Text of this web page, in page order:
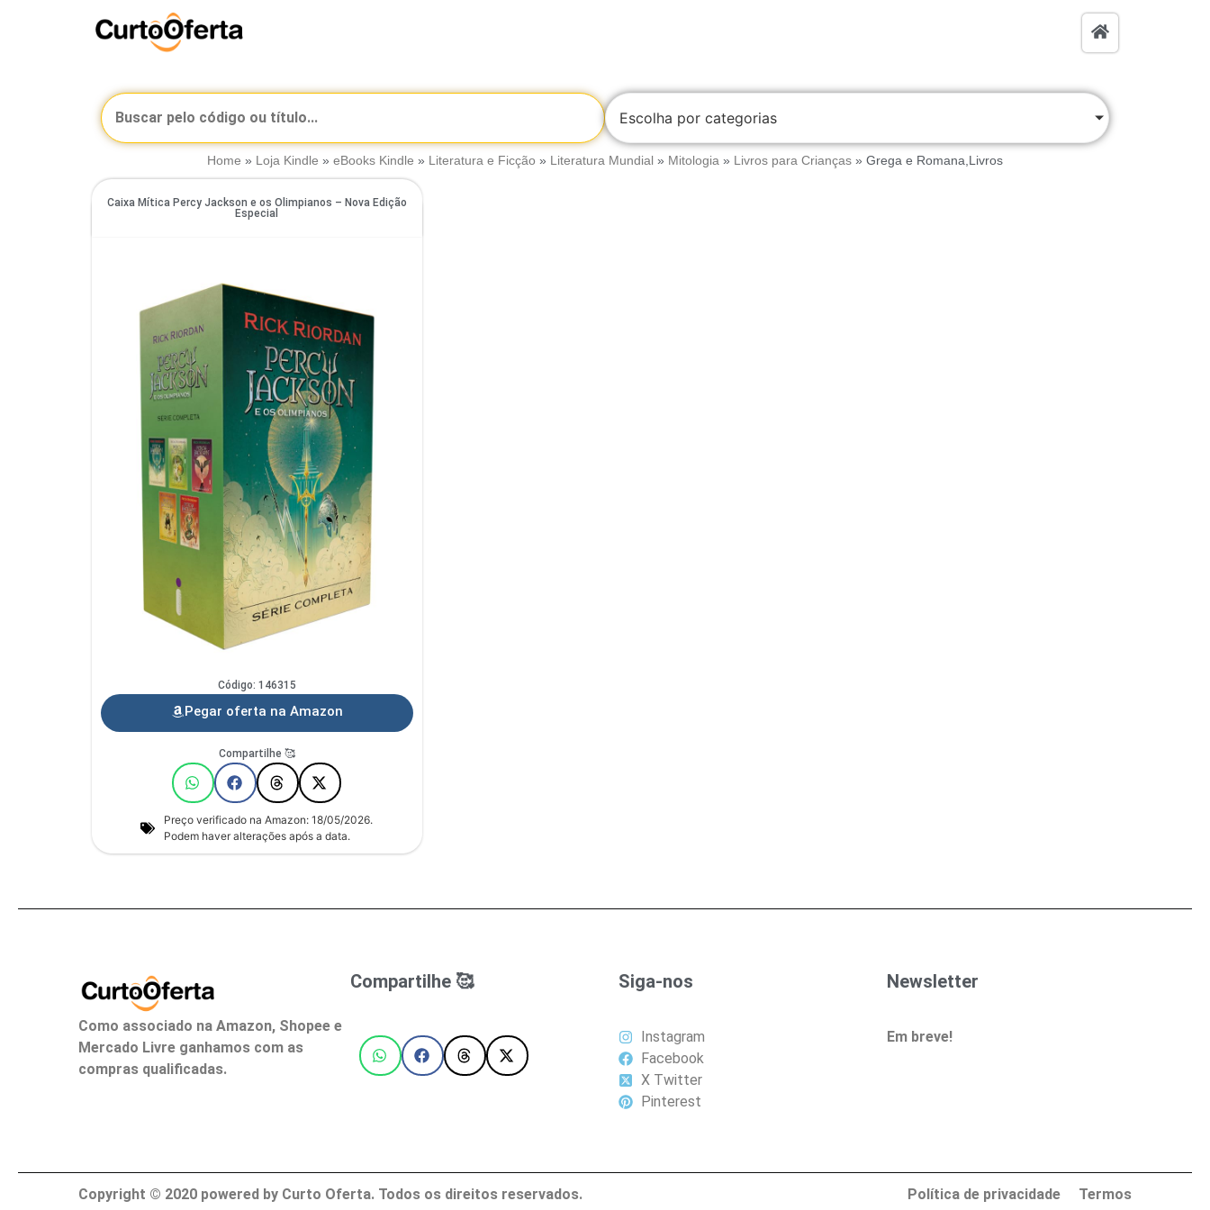
Escolha por categorias
Home » Loja Kindle » eBooks Kindle » Literatura e Ficção » Literatura Mundial » Mitologia » Livros para Crianças » Grega e Romana,Livros
Caixa Mítica Percy Jackson e os Olimpianos – Nova Edição
Especial
Código: 146315
Pegar oferta na Amazon
Compartilhe 🥰
Preço verificado na Amazon: 18/05/2026.
Podem haver alterações após a data.
Como associado na Amazon, Shopee e
Mercado Livre ganhamos com as
compras qualificadas.
Compartilhe 🥰 Siga-nos
Instagram
Facebook
X Twitter
Pinterest
Newsletter
Em breve!
Copyright © 2020 powered by Curto Oferta. Todos os direitos reservados. Política de privacidade Termos